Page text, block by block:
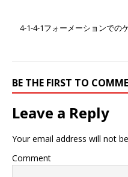
4-1-4-1フォーメーションでの
BE THE FIRST TO
Leave a Reply
Your email address will not
Comment